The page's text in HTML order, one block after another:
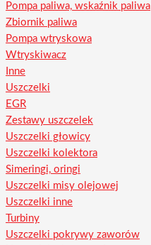
Pompa paliwa, wskaźnik paliwa
Zbiornik paliwa
Pompa wtryskowa
Wtryskiwacz
Inne
Uszczelki
EGR
Zestawy uszczelek
Uszczelki głowicy
Uszczelki kolektora
Simeringi, oringi
Uszczelki misy olejowej
Uszczelki inne
Turbiny
Uszczelki pokrywy zaworów